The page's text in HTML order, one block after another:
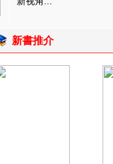
新書推介